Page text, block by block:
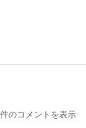
のコメントを表示